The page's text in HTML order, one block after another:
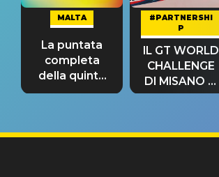
MALTA
La puntata
completa
della quinta
tappa
#PARTNERSHI
P
IL GT WORLD
CHALLENGE
DI MISANO si
riconferma